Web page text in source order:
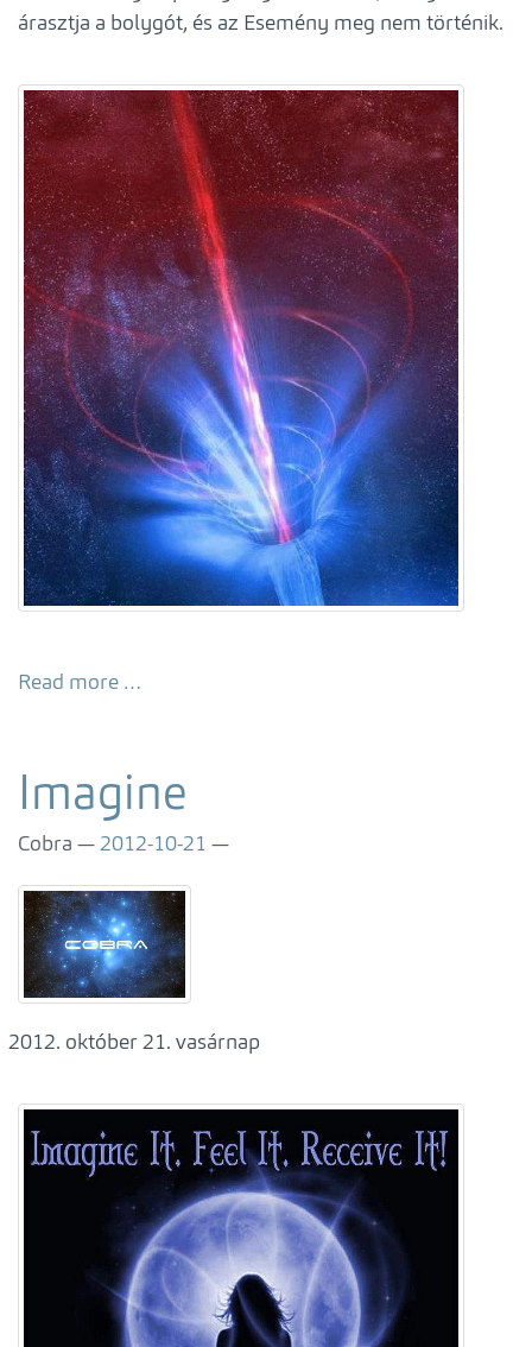
árasztja a bolygót, és az Esemény meg nem történik.
Read more …
Imagine
Cobra 2012-10-21
október 21. vasárnap